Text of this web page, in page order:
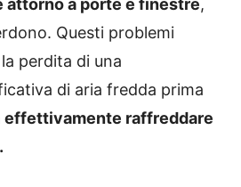
attorno a porte e finestre,
Questi problemi
perdita di una
di aria fredda prima
effettivamente raffreddare